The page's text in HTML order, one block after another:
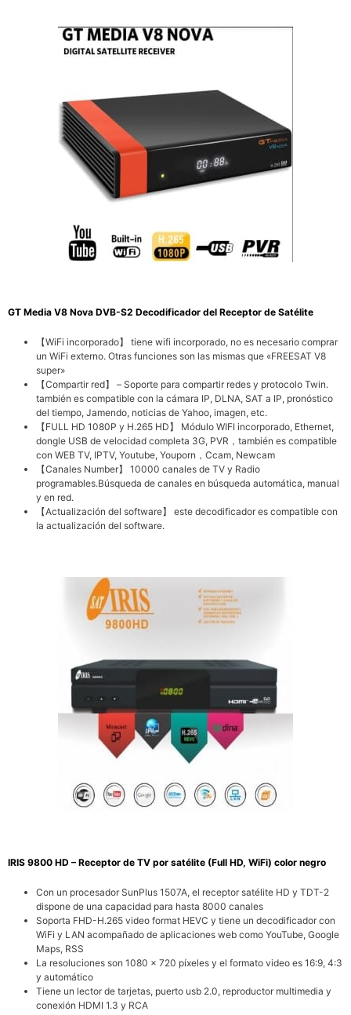
GT Media V8 Nova DVB-S2 Decodificador del Receptor de Satélite
【WiFi incorporado】 tiene wifi incorporado, no es necesario comprar
un WiFi externo. Otras funciones son las mismas que «FREESAT V8
super»
【Compartir red】 – Soporte para compartir redes y protocolo Twin.
también es compatible con la cámara IP, DLNA, SAT a IP, pronóstico
del tiempo, Jamendo, noticias de Yahoo, imagen, etc.
【FULL HD 1080P y H.265 HD】 Módulo WIFI incorporado, Ethernet,
dongle USB de velocidad completa 3G, PVR，también es compatible
con WEB TV, IPTV, Youtube, Youporn，Ccam, Newcam
【Canales Number】 10000 canales de TV y Radio
programables.Búsqueda de canales en búsqueda automática, manual
y en red.
【Actualización del software】 este decodificador es compatible con
la actualización del software.
IRIS 9800 HD – Receptor de TV por satélite (Full HD, WiFi) color negro
Con un procesador SunPlus 1507A, el receptor satélite HD y TDT-2
dispone de una capacidad para hasta 8000 canales
Soporta FHD-H.265 video format HEVC y tiene un decodificador con
WiFi y LAN acompañado de aplicaciones web como YouTube, Google
Maps, RSS
La resoluciones son 1080 x 720 píxeles y el formato video es 16:9, 4:3
y automático
Tiene un lector de tarjetas, puerto usb 2.0, reproductor multimedia y
conexión HDMI 1.3 y RCA